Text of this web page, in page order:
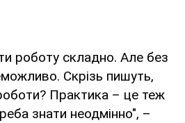
роботу складно. Але без
Скрізь пишуть,
Практика – це теж
знати неодмінно", –